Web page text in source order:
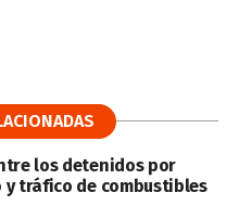
los detenidos por
tráfico de combustibles